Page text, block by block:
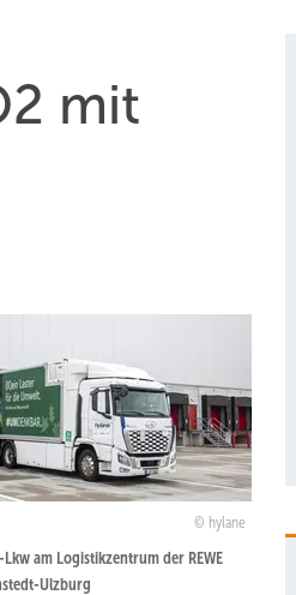
mit
hylane
am Logistikzentrum der REWE
Ulzburg